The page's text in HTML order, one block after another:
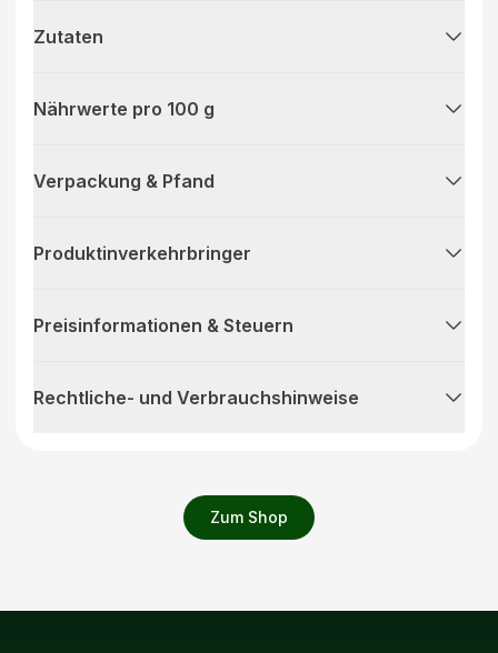
Zum Shop
Zutaten
Nährwerte pro 100 g
Verpackung & Pfand
Produktinverkehrbringer
Preisinformationen & Steuern
Rechtliche- und Verbrauchshinweise